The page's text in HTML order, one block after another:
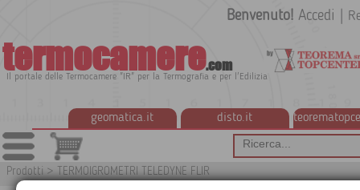
termocamere.com
Il portale delle Termocamere "IR" per la Termografia e per l'Edilizia
geomatica.it disto.it
Benvenuto! Accedi
Prodotti > TERMOIGROMETRI TELEDYNE FLIR